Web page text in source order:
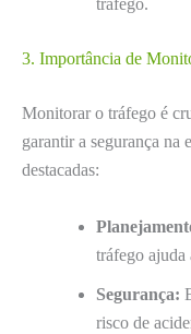
tráfego.
3. Importância de
Monitorar o tráfego é
garantir a segurança na
destacadas:
tráfego ajuda
Segurança:
risco de